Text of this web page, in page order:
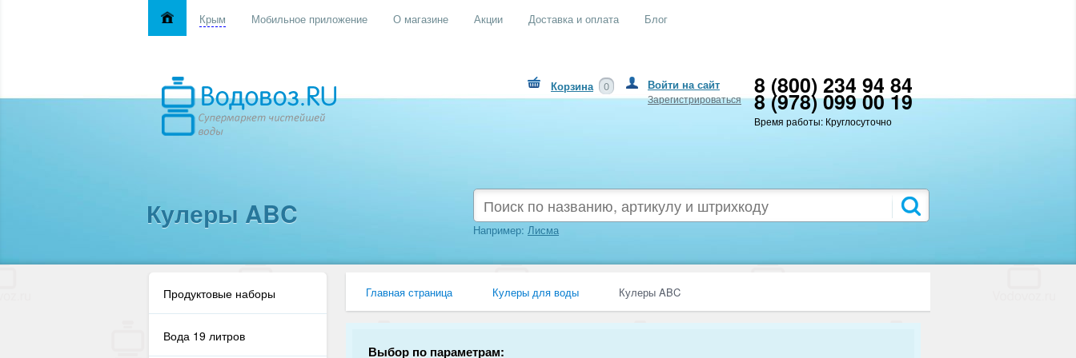
Крым Мобильное приложение О магазине Акции Доставка и оплата Блог
8 (800) 234 94 84
8 (978) 099 00 19
Время работы: Круглосуточно
Войти на сайт
Зарегистрироваться
Корзина 0
Кулеры ABC Например: Лисма
Продуктовые наборы
Вода 19 литров
Главная страница Кулеры для воды Кулеры ABC
Выбор по параметрам: